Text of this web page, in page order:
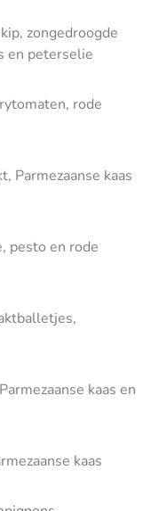
zongedroogde
en peterselie
rode
Parmezaanse kaas
pesto en rode
kaas en
kaas